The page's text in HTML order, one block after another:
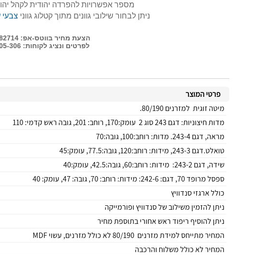
מספר אפשרויות להפרדה יהודית לקהל
ניתן לבחור שילובי גוונים מתוך קטלוג גווני צבעי
הצעת מחיר בווטס-אפ: 050-3282714
לפרטים ונציג לקוחות: 1800-305-306
פרטי המוצר
מיטה זוגית למזרנים 80/190.
מדות חיצוניות: דגם 243 סוג 2 עומק:170, רוחב: 201, גובה ראש קדמי: 110
מראה, דגם 243-4. מדות: רוחב:100, גובה:70
טואלט.דגם 243-3, מידות: רוחב:120, גובה:77.5, עומק:45
שידה, דגם 243-2: מידות: רוחב:60, גובה:42.5, עומק:40
ספסל מרופד 70, דגם: 242-6: מידות: רוחב: 70, גובה: 47, עומק: 40
כולל ארגזי סנדוויץ
ניתן להזמין משילוב של סנדוויץ ופורמייקה
ניתן להוסיף ריפוד ראש אחורי בתוספת מחיר
המחיר מתייחס למידת מזרנים 80/190 לא כולל מזרנים, עשוי MDF
המחיר לא כולל משלוח והרכבה